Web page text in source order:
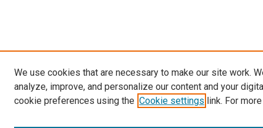
We use cookies that are necessary to make our site work.
analyze, improve, and personalize our content and your
cookie preferences using the Cookie settings link. For